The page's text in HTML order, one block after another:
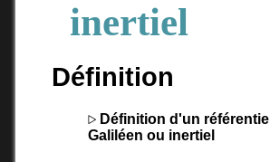
inertiel
Définition
Définition d'un référentiel
Galiléen ou inertiel